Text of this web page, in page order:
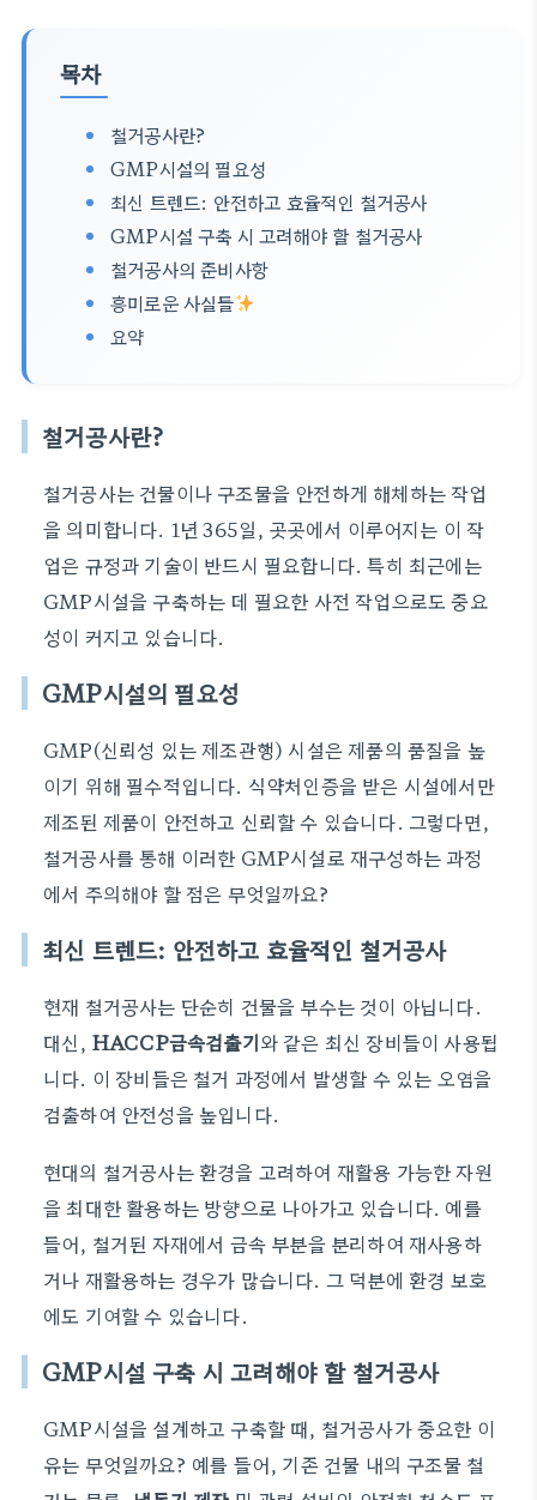
목차
철거공사란?
GMP시설의 필요성
최신 트렌드: 안전하고 효율적인 철거공사
GMP시설 구축 시 고려해야 할 철거공사
철거공사의 준비사항
흥미로운 사실들
요약
철거공사란?
철거공사는 건물이나 구조물을 안전하게 해체하는 작업
을 의미합니다. 1년 365일, 곳곳에서 이루어지는 이 작
업은 규정과 기술이 반드시 필요합니다. 특히 최근에는
GMP시설을 구축하는 데 필요한 사전 작업으로도 중요
성이 커지고 있습니다.
GMP시설의 필요성
GMP(신뢰성 있는 제조관행) 시설은 제품의 품질을 높
이기 위해 필수적입니다. 식약처인증을 받은 시설에서만
제조된 제품이 안전하고 신뢰할 수 있습니다. 그렇다면,
철거공사를 통해 이러한 GMP시설로 재구성하는 과정
에서 주의해야 할 점은 무엇일까요?
최신 트렌드: 안전하고 효율적인 철거공사
현재 철거공사는 단순히 건물을 부수는 것이 아닙니다.
대신, HACCP금속검출기와 같은 최신 장비들이 사용됩
니다. 이 장비들은 철거 과정에서 발생할 수 있는 오염을
검출하여 안전성을 높입니다.
현대의 철거공사는 환경을 고려하여 재활용 가능한 자원
을 최대한 활용하는 방향으로 나아가고 있습니다. 예를
들어, 철거된 자재에서 금속 부분을 분리하여 재사용하
거나 재활용하는 경우가 많습니다. 그 덕분에 환경 보호
에도 기여할 수 있습니다.
GMP시설 구축 시 고려해야 할 철거공사
GMP시설을 설계하고 구축할 때, 철거공사가 중요한 이
유는 무엇일까요? 예를 들어, 기존 건물 내의 구조물 철